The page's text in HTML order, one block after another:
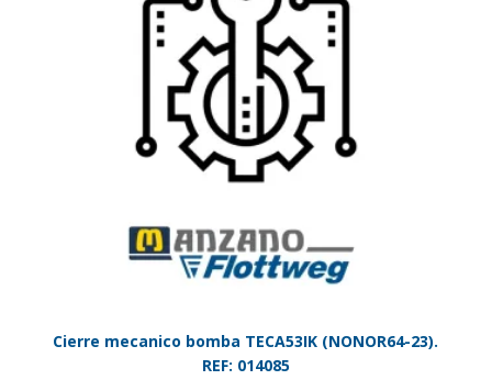
Cierre mecanico bomba TECA53IK (NONOR64-23).
REF: 014085